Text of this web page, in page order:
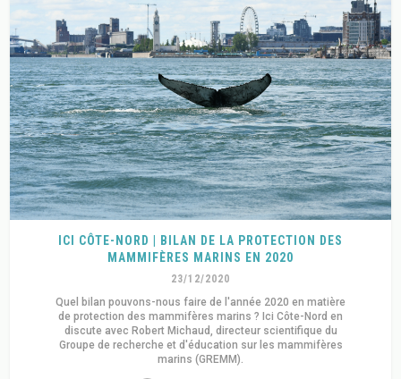
ICI CÔTE-NORD | BILAN DE LA PROTECTION DES
MAMMIFÈRES MARINS EN 2020
23/12/2020
Quel bilan pouvons-nous faire de l'année 2020 en matière
de protection des mammifères marins ? Ici Côte-Nord en
discute avec Robert Michaud, directeur scientifique du
Groupe de recherche et d'éducation sur les mammifères
marins (GREMM).